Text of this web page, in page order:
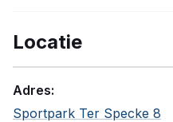
Locatie
Adres:
Sportpark Ter Specke 8